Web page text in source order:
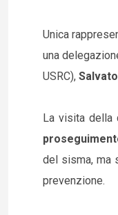
Unica
una
USRC),
La visita della
del sisma, ma
prevenzione.